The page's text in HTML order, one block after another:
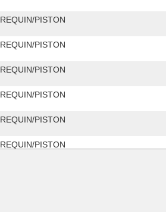
PISTON
PISTON
PISTON
PISTON
PISTON
PISTON